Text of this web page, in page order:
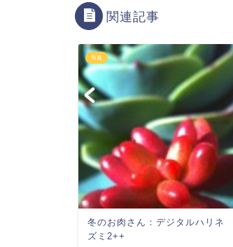
関連記事
写真
冬のお肉さん：デジタルハリネ
ズミ2++